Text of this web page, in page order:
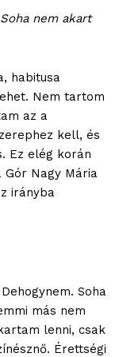
nem akart
habitusa
Nem tartom
az a
kell, és
Ez elég korán
Nagy Mária
irányba
Soha
más nem
lenni, csak
Érettségi